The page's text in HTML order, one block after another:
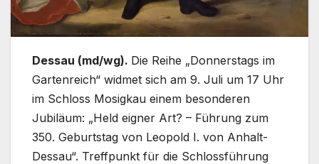
Dessau (md/wg). Die Reihe „Donnerstags im
Gartenreich“ widmet sich am 9. Juli um 17 Uhr
im Schloss Mosigkau einem besonderen
Jubiläum: „Held eigner Art? – Führung zum
350. Geburtstag von Leopold I. von Anhalt-
Dessau“. Treffpunkt für die Schlossführung